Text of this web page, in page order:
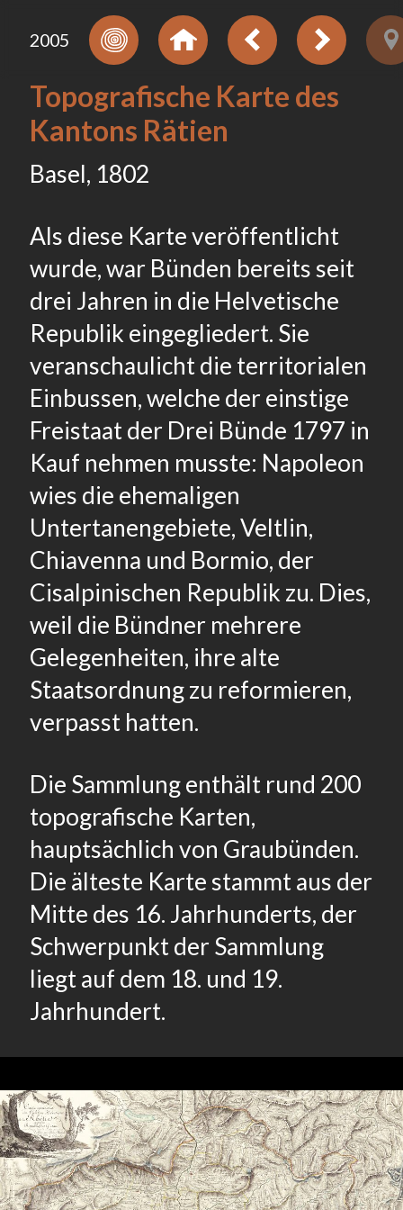
2005
Topografische Karte des
Kantons Rätien
Basel, 1802
Als diese Karte veröffentlicht
wurde, war Bünden bereits seit
drei Jahren in die Helvetische
Republik eingegliedert. Sie
veranschaulicht die territorialen
Einbussen, welche der einstige
Freistaat der Drei Bünde 1797 in
Kauf nehmen musste: Napoleon
wies die ehemaligen
Untertanengebiete, Veltlin,
Chiavenna und Bormio, der
Cisalpinischen Republik zu. Dies,
weil die Bündner mehrere
Gelegenheiten, ihre alte
Staatsordnung zu reformieren,
verpasst hatten.
Die Sammlung enthält rund 200
topografische Karten,
hauptsächlich von Graubünden.
Die älteste Karte stammt aus der
Mitte des 16. Jahrhunderts, der
Schwerpunkt der Sammlung
liegt auf dem 18. und 19.
Jahrhundert.